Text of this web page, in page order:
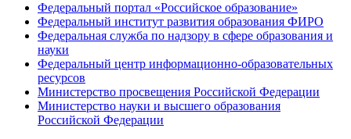
Федеральный портал «Российское образование»
Федеральный институт развития образования ФИРО
Федеральная служба по надзору в сфере образования и
науки
Федеральный центр информационно-образовательных
ресурсов
Министерство просвещения Российской Федерации
Министерство науки и высшего образования
Российской Федерации